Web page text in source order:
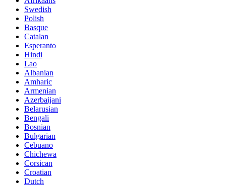
Swedish
Polish
Basque
Catalan
Esperanto
Hindi
Lao
Albanian
Amharic
Armenian
Azerbaijani
Belarusian
Bengali
Bosnian
Bulgarian
Cebuano
Chichewa
Corsican
Croatian
Dutch